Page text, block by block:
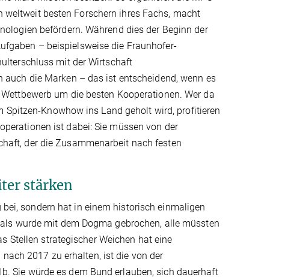
besten Forschern ihres Fachs, macht
befördern. Während dies der Beginn der
– beispielsweise die Fraunhofer-
mit der Wirtschaft
die Marken – das ist entscheidend, wenn es
um die besten Kooperationen. Wer da
Knowhow ins Land geholt wird, profitieren
ist dabei: Sie müssen von der
der die Zusammenarbeit nach festen
stärken
sondern hat in einem historisch einmaligen
wurde mit dem Dogma gebrochen, alle müssten
Stellen strategischer Weichen hat eine
2017 zu erhalten, ist die von der
Sie würde es dem Bund erlauben, sich dauerhaft